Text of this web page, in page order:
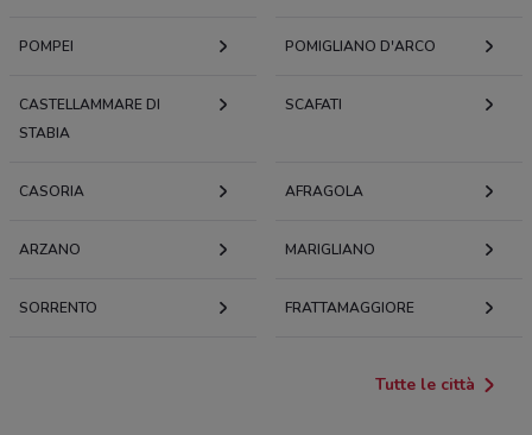
POMPEI POMIGLIANO D'ARCO
CASTELLAMMARE DI
STABIA
SCAFATI
CASORIA AFRAGOLA
ARZANO MARIGLIANO
SORRENTO FRATTAMAGGIORE
Tutte le città